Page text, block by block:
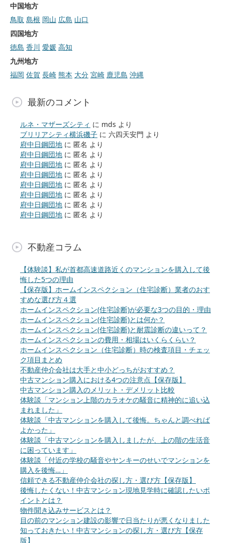
中国地方
鳥取 島根 岡山 広島 山口
四国地方
徳島 香川 愛媛 高知
九州地方
福岡 佐賀 長崎 熊本 大分 宮崎 鹿児島 沖縄
最新のコメント
ルネ・マザーズシティ に mds より
ブリリアシティ横浜磯子 に 六四天安門 より
府中日鋼団地 に 匿名 より
府中日鋼団地 に 匿名 より
府中日鋼団地 に 匿名 より
府中日鋼団地 に 匿名 より
府中日鋼団地 に 匿名 より
府中日鋼団地 に 匿名 より
府中日鋼団地 に 匿名 より
府中日鋼団地 に 匿名 より
不動産コラム
【体験談】私が首都高速道路近くのマンションを購入して後
悔した5つの理由
【保存版】ホームインスペクション（住宅診断）業者のおす
すめな選び方４選
ホームインスペクション(住宅診断)が必要な3つの目的・理由
ホームインスペクション(住宅診断)とは何か？
ホームインスペクション(住宅診断)と耐震診断の違いって？
ホームインスペクションの費用・相場はいくらくらい？
ホームインスペクション（住宅診断）時の検査項目・チェッ
ク項目まとめ
不動産仲介会社は大手と中小どっちがおすすめ？
中古マンション購入における4つの注意点【保存版】
中古マンション購入のメリット・デメリット比較
体験談「マンション上階のカラオケの騒音に精神的に追い込
まれました」
体験談「中古マンションを購入して後悔。ちゃんと調べれば
よかった」
体験談「中古マンションを購入しましたが、上の階の生活音
に困っています」
体験談「付近の学校の騒音やヤンキーのせいでマンションを
購入を後悔…」
信頼できる不動産仲介会社の探し方・選び方【保存版】
後悔したくない！中古マンション現地見学時に確認したいポ
イントとは？
物件聞き込みサービスとは？
目の前のマンション建設の影響で日当たりが悪くなりました
知っておきたい！中古マンションの探し方・選び方【保存
版】